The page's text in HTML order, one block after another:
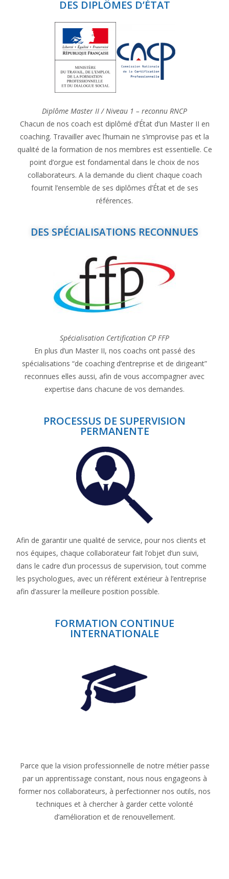
DES DIPLÔMES D’ÉTAT
Diplôme Master II / Niveau 1 – reconnu RNCP
Chacun de nos coach est diplômé d’État d’un Master II en
coaching. Travailler avec l’humain ne s’improvise pas et la
qualité de la formation de nos membres est essentielle. Ce
point d’orgue est fondamental dans le choix de nos
collaborateurs. A la demande du client chaque coach
fournit l’ensemble de ses diplômes d’État et de ses
références.
Spécialisation Certification CP FFP
En plus d’un Master II, nos coachs ont passé des
spécialisations “de coaching d’entreprise et de dirigeant”
reconnues elles aussi, afin de vous accompagner avec
expertise dans chacune de vos demandes.
DES SPÉCIALISATIONS RECONNUES
PROCESSUS DE SUPERVISION
PERMANENTE
Afin de garantir une qualité de service, pour nos clients et
nos équipes, chaque collaborateur fait l’objet d’un suivi,
dans le cadre d’un processus de supervision, tout comme
les psychologues, avec un référent extérieur à l’entreprise
afin d’assurer la meilleure position possible.
Parce que la vision professionnelle de notre métier passe
par un apprentissage constant, nous nous engageons à
former nos collaborateurs, à perfectionner nos outils, nos
techniques et à chercher à garder cette volonté
d’amélioration et de renouvellement.
FORMATION CONTINUE
INTERNATIONALE